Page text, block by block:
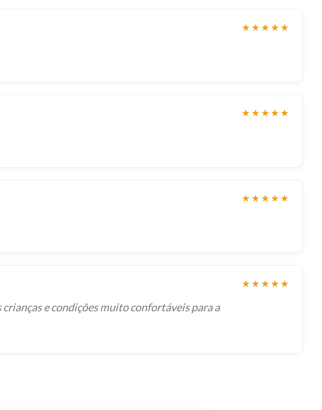
★★★★★
★★★★★
★★★★★
★★★★★
e condições muito confortáveis para a